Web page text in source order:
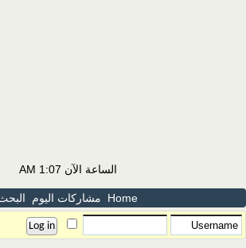
الساعة الآن 1:07 AM
Home مشاركات اليوم